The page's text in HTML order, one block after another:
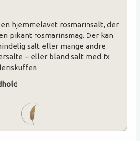
hjemmelavet rosmarinsalt, der
pikant rosmarinsmag. Der kan
salt eller mange andre
– eller bland salt med fx